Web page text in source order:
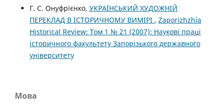
Г. С. Онуфрієнко, УКРАЇНСЬКИЙ ХУДОЖНІЙ
ПЕРЕКЛАД В ІСТОРИЧНОМУ ВИМІРІ , Zaporizhzhia
Historical Review: Том 1 № 21 (2007): Наукові праці
історичного факультету Запорізького державного
університету
Мова